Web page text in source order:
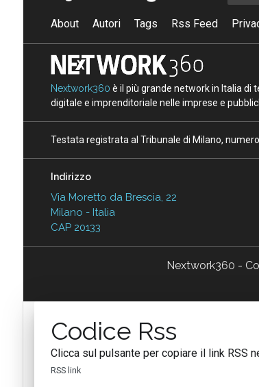
About Autori Tags Rss Feed
Nextwork360 è il più grande network in Italia di
digitale e imprenditoriale nelle imprese e
Testata registrata al Tribunale di Milano,
Indirizzo
Via Moretto da Brescia, 22
Milano - Italia
CAP 20133
Nextwork360 -
Codice Rss
Clicca sul pulsante per copiare il link RSS
RSS link